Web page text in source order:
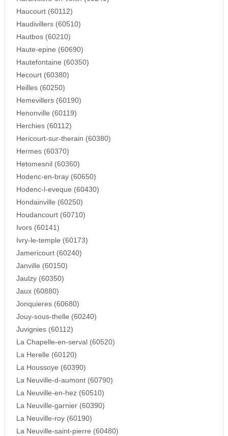
Haucourt (60112)
Haudivillers (60510)
Hautbos (60210)
Haute-epine (60690)
Hautefontaine (60350)
Hecourt (60380)
Heilles (60250)
Hemevillers (60190)
Henonville (60119)
Herchies (60112)
Hericourt-sur-therain (60380)
Hermes (60370)
Hetomesnil (60360)
Hodenc-en-bray (60650)
Hodenc-l-eveque (60430)
Hondainville (60250)
Houdancourt (60710)
Ivors (60141)
Ivry-le-temple (60173)
Jamericourt (60240)
Janville (60150)
Jaulzy (60350)
Jaux (60880)
Jonquieres (60680)
Jouy-sous-thelle (60240)
Juvignies (60112)
La Chapelle-en-serval (60520)
La Herelle (60120)
La Houssoye (60390)
La Neuville-d-aumont (60790)
La Neuville-en-hez (60510)
La Neuville-garnier (60390)
La Neuville-roy (60190)
La Neuville-saint-pierre (60480)